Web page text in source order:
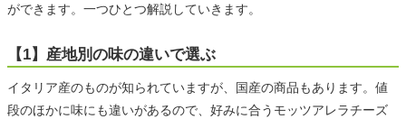
ができます。一つひとつ解説していきます。
【1】産地別の味の違いで選ぶ
イタリア産のものが知られていますが、国産の商品もあります。値
段のほかに味にも違いがあるので、好みに合うモッツアレラチーズ